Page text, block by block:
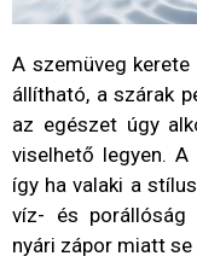
A szemüveg
állítható, a szárak
az egészet úgy
viselhető legyen.
így ha valaki a
víz- és porállóság
nyári zápor miatt se